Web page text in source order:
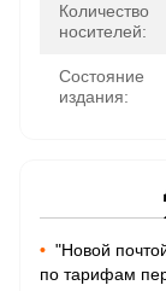
Количество
носителей:
Состояние
издания:
• "Новой
по тарифам